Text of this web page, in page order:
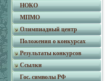
НОКО
МПМО
Олимпиадный центр
Положения о конкурсах
Результаты конкурсов
Ссылки
Гос. символы РФ